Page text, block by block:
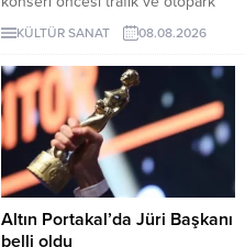
uyarısı yapıldı. Eski otogardan
16.00’dan itibaren 5 dakikada bir
toplu taşıma aracı kalkacak.
KÜLTÜR SANAT 08.08.2026
Altın Portakal’da Jüri Başkanı
belli oldu